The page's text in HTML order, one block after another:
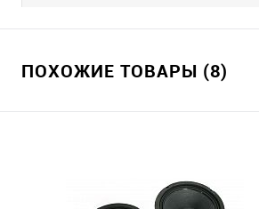
ПОХОЖИЕ ТОВАРЫ (8)